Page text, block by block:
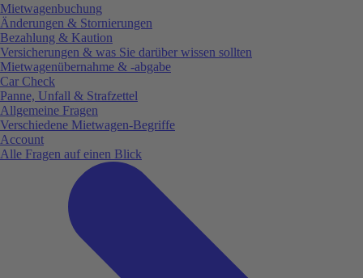
Mietwagenbuchung
Änderungen & Stornierungen
Bezahlung & Kaution
Versicherungen & was Sie darüber wissen sollten
Mietwagenübernahme & -abgabe
Car Check
Panne, Unfall & Strafzettel
Allgemeine Fragen
Verschiedene Mietwagen-Begriffe
Account
Alle Fragen auf einen Blick